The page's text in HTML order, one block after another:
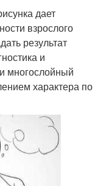
дает
взрослого
результат
и
многослойный
характера по